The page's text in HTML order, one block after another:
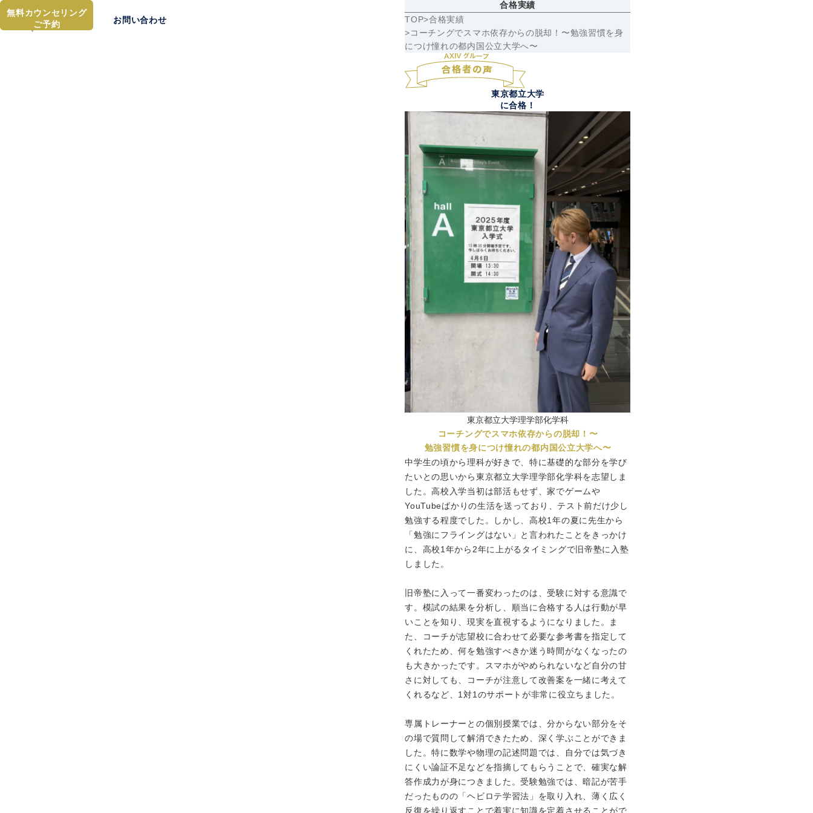
無料カウンセリング
ご予約
お問い合わせ
合格実績
TOP 合格実績
コーチングでスマホ依存からの脱却！〜勉強習慣を身
につけ憧れの都内国公立大学へ〜
東京都立大学
に合格！
東京都立大学理学部化学科
コーチングでスマホ依存からの脱却！〜
勉強習慣を身につけ憧れの都内国公立大学へ〜
中学生の頃から理科が好きで、特に基礎的な部分を学び
たいとの思いから東京都立大学理学部化学科を志望しま
した。高校入学当初は部活もせず、家でゲームや
YouTubeばかりの生活を送っており、テスト前だけ少し
勉強する程度でした。しかし、高校1年の夏に先生から
「勉強にフライングはない」と言われたことをきっかけ
に、高校1年から2年に上がるタイミングで旧帝塾に入塾
しました。
旧帝塾に入って一番変わったのは、受験に対する意識で
す。模試の結果を分析し、順当に合格する人は行動が早
いことを知り、現実を直視するようになりました。ま
た、コーチが志望校に合わせて必要な参考書を指定して
くれたため、何を勉強すべきか迷う時間がなくなったの
も大きかったです。スマホがやめられないなど自分の甘
さに対しても、コーチが注意して改善案を一緒に考えて
くれるなど、1対1のサポートが非常に役立ちました。
専属トレーナーとの個別授業では、分からない部分をそ
の場で質問して解消できたため、深く学ぶことができま
した。特に数学や物理の記述問題では、自分では気づき
にくい論証不足などを指摘してもらうことで、確実な解
答作成力が身につきました。受験勉強では、暗記が苦手
だったものの「ヘビロテ学習法」を取り入れ、薄く広く
反復を繰り返すことで着実に知識を定着させることがで